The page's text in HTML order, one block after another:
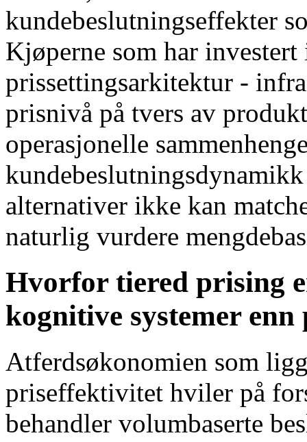
kundebeslutningseffekter
Kjøperne som har
prissettingsarkitektur -
prisnivå på tvers av
operasjonelle
alternativer ikke kan
naturlig vurdere
Hvorfor tiered prising
kognitive systemer
Atferdsøkonomien som
priseffektivitet hviler på
behandler volumbaserte